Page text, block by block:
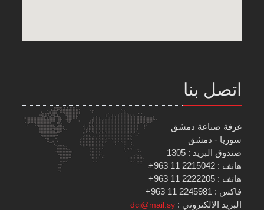
اتصل بنا
غرفة صناعة دمشق
سوريا - دمشق
صندوق البريد : 1305
هاتف : 2215042 11 963+
هاتف : 2222205 11 963+
فاكس : 2245981 11 963+
البريد الإلكتروني :dci@mail.sy